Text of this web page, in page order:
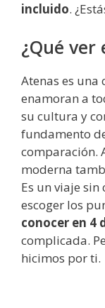
incluido.
¿Qué ver
Atenas es una
enamoran a
su cultura y
fundamento
comparación.
moderna
Es un viaje
escoger los
conocer en 4
complicada.
hicimos por ti.